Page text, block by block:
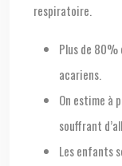
respiratoire.
Plus de
acariens.
On estime à
souffrant
Les enfants